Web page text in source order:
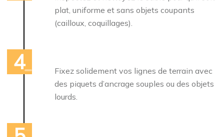
plat, uniforme et sans objets coupants
(cailloux, coquillages).
Fixez solidement vos lignes de terrain avec
des piquets d’ancrage souples ou des objets
lourds.